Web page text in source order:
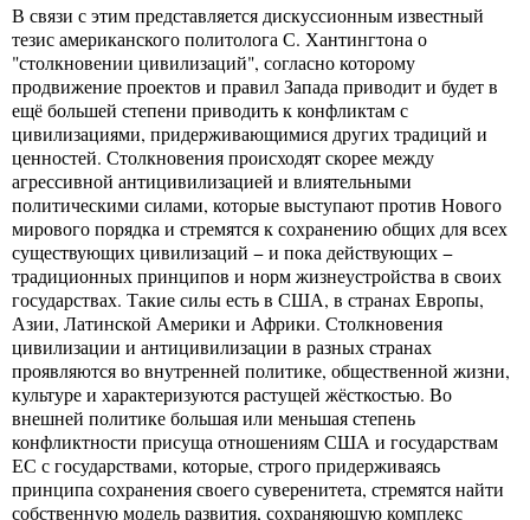
В связи с этим представляется дискуссионным известный
тезис американского политолога С. Хантингтона о
"столкновении цивилизаций", согласно которому
продвижение проектов и правил Запада приводит и будет в
ещё большей степени приводить к конфликтам с
цивилизациями, придерживающимися других традиций и
ценностей. Столкновения происходят скорее между
агрессивной антицивилизацией и влиятельными
политическими силами, которые выступают против Нового
мирового порядка и стремятся к сохранению общих для всех
существующих цивилизаций − и пока действующих −
традиционных принципов и норм жизнеустройства в своих
государствах. Такие силы есть в США, в странах Европы,
Азии, Латинской Америки и Африки. Столкновения
цивилизации и антицивилизации в разных странах
проявляются во внутренней политике, общественной жизни,
культуре и характеризуются растущей жёсткостью. Во
внешней политике большая или меньшая степень
конфликтности присуща отношениям США и государствам
ЕС с государствами, которые, строго придерживаясь
принципа сохранения своего суверенитета, стремятся найти
собственную модель развития, сохраняющую комплекс